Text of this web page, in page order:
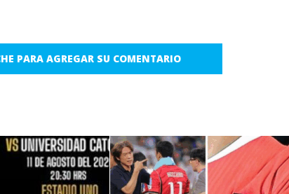
PARA AGREGAR SU COMENTARIO